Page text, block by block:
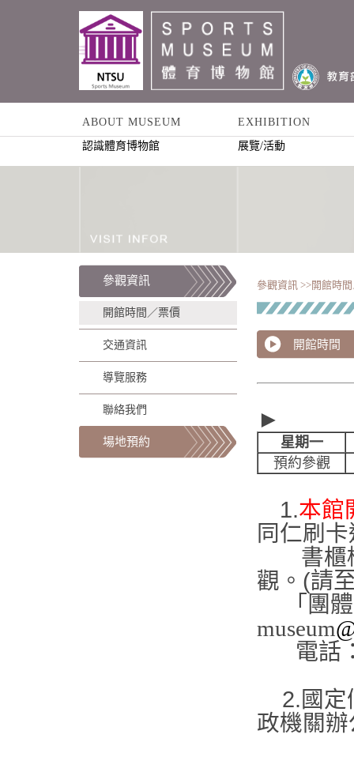
ABOUT MUSEUM
認識體育博物館
EXHIBITION
展覽/活動
參觀資訊
開館時間／票價
交通資訊
導覽服務
聯絡我們
場地預約
參觀資訊 >>開館時
開館時間
►
星期一
預約參觀
1.本館
同仁刷
書櫃
觀。(請
「團體
museum
電話：
2.國定
政機關